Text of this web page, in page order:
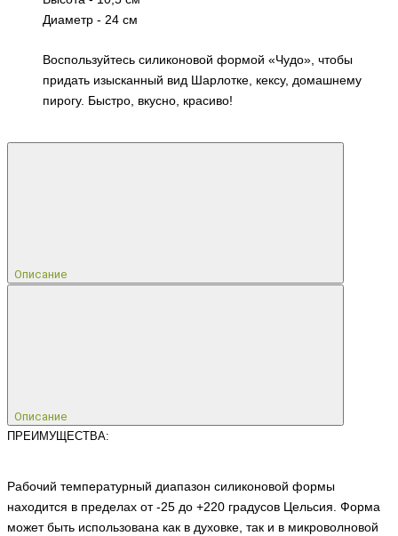
Диаметр - 24 см
Воспользуйтесь силиконовой формой «Чудо», чтобы
придать изысканный вид Шарлотке, кексу, домашнему
пирогу. Быстро, вкусно, красиво!
Описание
Описание
ПРЕИМУЩЕСТВА:
Рабочий температурный диапазон силиконовой формы
находится в пределах от -25 до +220 градусов Цельсия. Форма
может быть использована как в духовке, так и в микроволновой